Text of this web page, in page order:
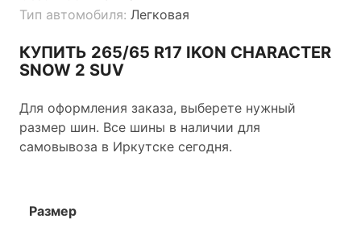
Тип автомобиля: Легковая
КУПИТЬ 265/65 R17 IKON CHARACTER
SNOW 2 SUV
Для оформления заказа, выберете нужный
размер шин. Все шины в наличии для
самовывоза в Иркутске сегодня.
Размер